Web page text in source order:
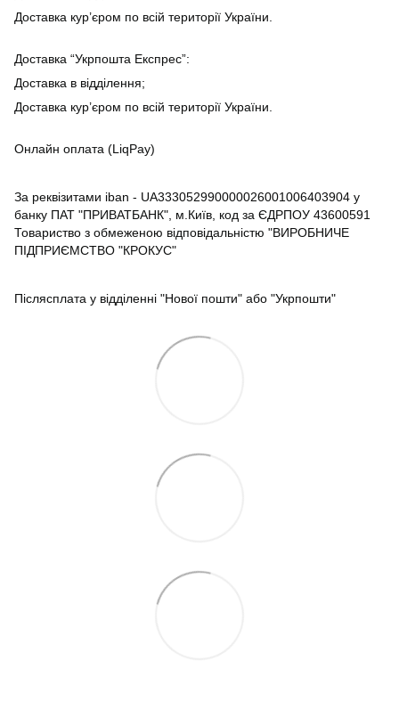
Доставка кур’єром по всій території України.
Доставка “Укрпошта Експрес”:
Доставка в відділення;
Доставка кур’єром по всій території України.
Онлайн оплата (LiqPay)
За реквізитами iban - UA333052990000026001006403904 у
банку ПАТ "ПРИВАТБАНК", м.Київ, код за ЄДРПОУ 43600591
Товариство з обмеженою відповідальністю "ВИРОБНИЧЕ
ПІДПРИЄМСТВО "КРОКУС"
Післясплата у відділенні "Нової пошти" або "Укрпошти"